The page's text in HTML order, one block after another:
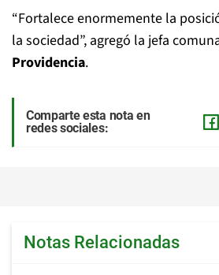
“Fortalece enormemente la
la sociedad”, agregó la jefa
Providencia.
Comparte esta nota en
redes sociales:
Notas Relacionadas